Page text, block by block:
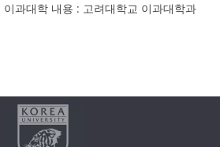
과대학 내용 : 고려대학교 이과대학과